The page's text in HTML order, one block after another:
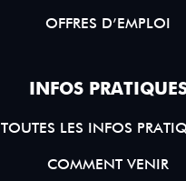
OFFRES D’EMPLOI
INFOS
TOUTES LES INFOS
COMMENT VENIR